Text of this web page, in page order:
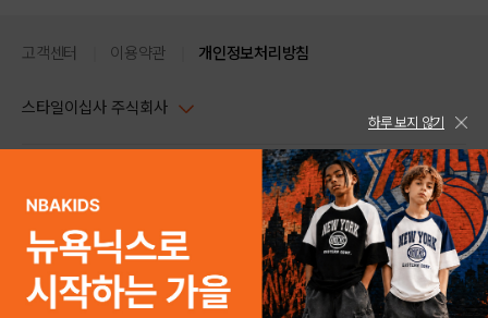
고객센터 이용약관 개인정보처리방침
스타일이십사 주식회사
주소 : 서울시 강남구 논현로 633, 6층 (논현동, 한세엠케이빌딩)
사업자등록번호 : 116-81-32499
통신판매업신고번호 : 제 2024-서울강남-04239
개인정보보호책임자 : 배기영
호스팅 서비스 : 스타일이십사㈜
스타일24 고객센터 1544-5336
평일 09:00~ 18:00 (토/일/공휴일 휴무)
help Email : help@style24.com
COPYRIGHTⓒ2021 STYLE24 ALL RIGHTS RESERVED.
하루 보지 않기